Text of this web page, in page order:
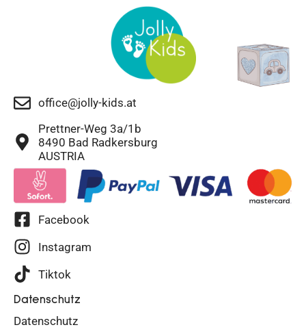
office@jolly-kids.at
Prettner-Weg 3a/1b
8490 Bad Radkersburg
AUSTRIA
Facebook
Instagram
Tiktok
Datenschutz
Datenschutz